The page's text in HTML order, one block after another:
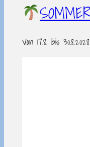
Von 17.8. bis